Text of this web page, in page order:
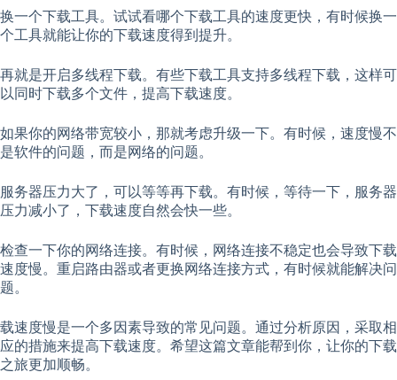
换一个下载工具。试试看哪个下载工具的速度更快，有时候换一
个工具就能让你的下载速度得到提升。
再就是开启多线程下载。有些下载工具支持多线程下载，这样可
以同时下载多个文件，提高下载速度。
如果你的网络带宽较小，那就考虑升级一下。有时候，速度慢不
是软件的问题，而是网络的问题。
服务器压力大了，可以等等再下载。有时候，等待一下，服务器
压力减小了，下载速度自然会快一些。
检查一下你的网络连接。有时候，网络连接不稳定也会导致下载
速度慢。重启路由器或者更换网络连接方式，有时候就能解决问
题。
载速度慢是一个多因素导致的常见问题。通过分析原因，采取相
应的措施来提高下载速度。希望这篇文章能帮到你，让你的下载
之旅更加顺畅。